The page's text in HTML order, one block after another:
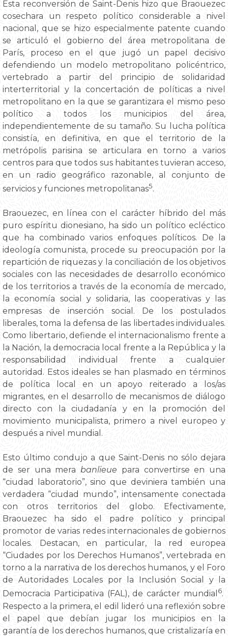
Esta reconversión de Saint-Denis hizo que Braouezec
cosechara un respeto político considerable a nivel
nacional, que se hizo especialmente patente cuando
se articuló el gobierno del área metropolitana de
París, proceso en el que jugó un papel decisivo
defendiendo un modelo metropolitano policéntrico,
vertebrado a partir del principio de solidaridad
interterritorial y la concertación de políticas a nivel
metropolitano en la que se garantizara el mismo peso
político a todos los municipios del área,
independientemente de su tamaño. Su lucha política
consistía, en definitiva, en que el territorio de la
metrópolis parisina se articulara en torno a varios
centros para que todos sus habitantes tuvieran acceso,
en un radio geográfico razonable, al conjunto de
servicios y funciones metropolitanas5.
Braouezec, en línea con el carácter híbrido del más
puro espíritu dionesiano, ha sido un político ecléctico
que ha combinado varios enfoques políticos. De la
ideología comunista, procede su preocupación por la
repartición de riquezas y la conciliación de los objetivos
sociales con las necesidades de desarrollo económico
de los territorios a través de la economía de mercado,
la economía social y solidaria, las cooperativas y las
empresas de inserción social. De los postulados
liberales, toma la defensa de las libertades individuales.
Como libertario, defiende el internacionalismo frente a
la Nación, la democracia local frente a la República y la
responsabilidad individual frente a cualquier
autoridad. Estos ideales se han plasmado en términos
de política local en un apoyo reiterado a los/as
migrantes, en el desarrollo de mecanismos de diálogo
directo con la ciudadanía y en la promoción del
movimiento municipalista, primero a nivel europeo y
después a nivel mundial.
Esto último condujo a que Saint-Denis no sólo dejara
de ser una mera banlieue para convertirse en una
“ciudad laboratorio”, sino que deviniera también una
verdadera “ciudad mundo”, intensamente conectada
con otros territorios del globo. Efectivamente,
Braouezec ha sido el padre político y principal
promotor de varias redes internacionales de gobiernos
locales. Destacan, en particular, la red europea
“Ciudades por los Derechos Humanos”, vertebrada en
torno a la narrativa de los derechos humanos, y el Foro
de Autoridades Locales por la Inclusión Social y la
Democracia Participativa (FAL), de carácter mundial 6.
Respecto a la primera, el edil lideró una reflexión sobre
el papel que debían jugar los municipios en la
garantía de los derechos humanos, que cristalizaría en